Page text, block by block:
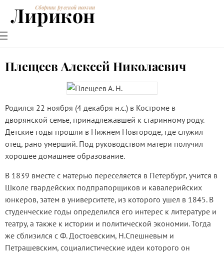
РУССКИЕ
ПОЭТЫ
СОВРЕМЕННИКИЭНЦИКЛОПЕДИЯ
ПОЭЗИИ
Сборник русской поэзии
Лирикон
Плещеев Алексей Николаевич
Родился 22 ноября (4 декабря н.с.) в Костроме в
дворянской семье, принадлежавшей к старинному роду.
Детские годы прошли в Нижнем Новгороде, где служил
отец, рано умерший. Под руководством матери получил
хорошее домашнее образование.
В 1839 вместе с матерью переселяется в Петербург, учится в
Школе гвардейских подпрапорщиков и кавалерийских
юнкеров, затем в университете, из которого ушел в 1845. В
студенческие годы определился его интерес к литературе и
театру, а также к истории и политической экономии. Тогда
же сблизился с Ф. Достоевским, Н.Спешневым и
Петрашевским, социалистические идеи которого он